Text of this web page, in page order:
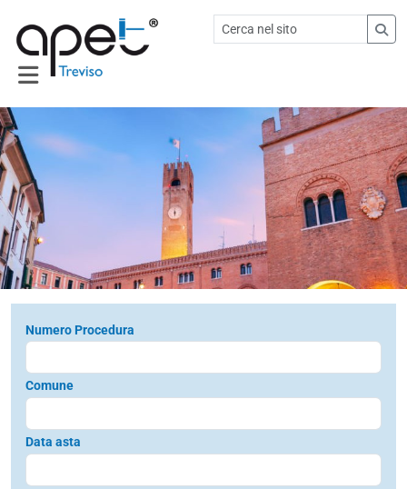
Numero Procedura
Comune
Data asta